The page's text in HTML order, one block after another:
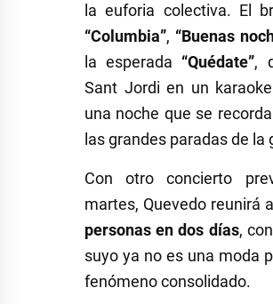
la euforia colectiva. El
“Columbia”, “Buenas
la esperada “Quédate”,
Sant Jordi en un
una noche que se
las grandes paradas de la
Con otro concierto
martes, Quevedo reunirá
personas en dos días,
suyo ya no es una moda
fenómeno consolidado.